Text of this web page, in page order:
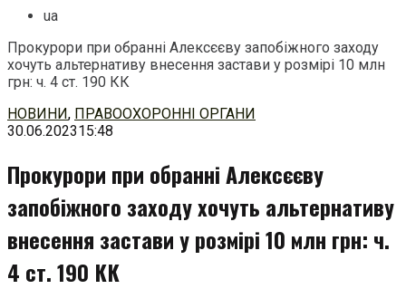
ua
Прокурори при обранні Алексєєву запобіжного заходу
хочуть альтернативу внесення застави у розмірі 10 млн
грн: ч. 4 ст. 190 КК
Перейти
до
НОВИНИ, ПРАВООХОРОННІ ОРГАНИ
30.06.202315:48
Прокурори при обранні Алексєєву
запобіжного заходу хочуть альтернативу
внесення застави у розмірі 10 млн грн: ч.
4 ст. 190 КК